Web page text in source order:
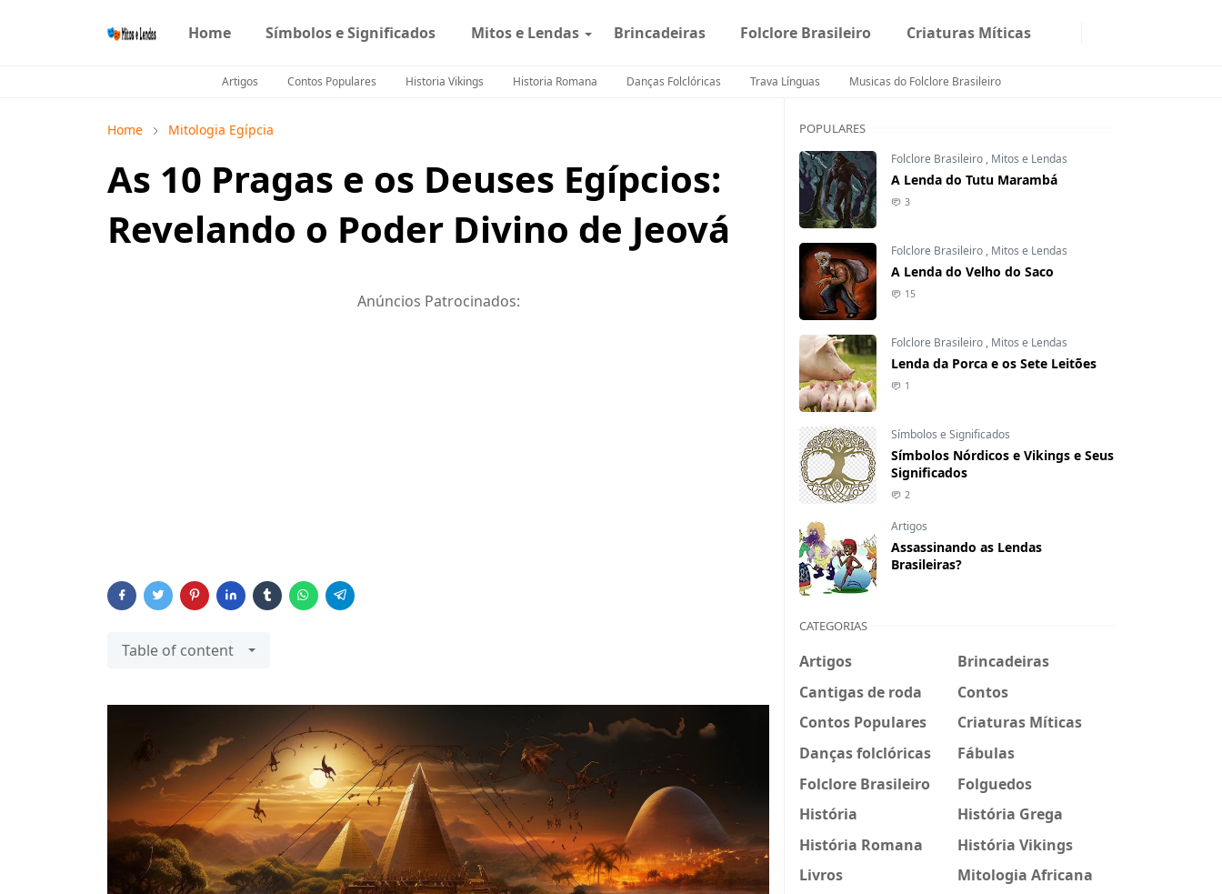
Home Símbolos e Significados Mitos e Lendas Brincadeiras Folclore Brasileiro Criaturas Míticas
Artigos Contos Populares Historia Vikings Historia Romana Danças Folclóricas Trava Línguas Musicas do Folclore Brasileiro
Home Mitologia Egípcia
As 10 Pragas e os Deuses Egípcios:
Revelando o Poder Divino de Jeová
Anúncios Patrocinados:
Table of content
POPULARES
Folclore Brasileiro , Mitos e Lendas
A Lenda do Tutu Marambá
3
Folclore Brasileiro , Mitos e Lendas
A Lenda do Velho do Saco
15
Folclore Brasileiro , Mitos e Lendas
Lenda da Porca e os Sete Leitões
1
Símbolos e Significados
Símbolos Nórdicos e Vikings e Seus
Significados
2
Artigos
Assassinando as Lendas
Brasileiras?
CATEGORIAS
Artigos
Brincadeiras
Cantigas de roda
Contos
Contos Populares
Criaturas Míticas
Danças folclóricas
Fábulas
Folclore Brasileiro
Folguedos
História
História Grega
História Romana
História Vikings
Livros
Mitologia Africana